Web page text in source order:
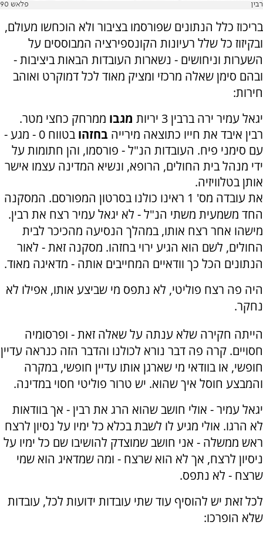
רבין פלאש 90
בריכוז כלל הנתונים שפורסמו בציבור ולא הוכחשו מעולם,
ובקיזוז כל שלל רעיונות הקונספירציה המבוססים על
השערות וניחושים - נשארות העובדות הבאות ביציבות -
ובהם סימן שאלה מרכזי ומציק מאוד לכל דמוקרט ואוהב
חירות:
יגאל עמיר ירה ברבין 3 יריות
מגבו ממרחק כחצי מטר.
רבין איבד את חייו כתוצאה מירייה בחזהו
בטווח 0 - מגע -
עם סימני פיח. העובדות הנ"ל - פורסמו, והן חתומות על
ידי מנהל בית החולים, הרופא, ונשיא המדינה עצמו אישר
אותן בטלוויזיה.
את עובדה מס' 1 ראינו כולנו בסרטון המפורסם. המסקנה
החד משמעית משתי הנ"ל - לא יגאל עמיר רצח את רבין.
מישהו אחר רצח אותו, במהלך הנסיעה מהכיכר לבית
החולים, לשם הוא הגיע ירוי בחזהו. מסקנה זאת - לאור
הנתונים הכל כך וודאיים המחייבים אותה - מדאיגה מאוד.
היה פה רצח פוליטי, לא נתפס מי שביצע אותו, אפילו לא
נחקר.
הייתה חקירה שלא ענתה על שאלה זאת - ופרסומיה
חסויים. קרה פה דבר נורא לכולנו והדבר הזה כנראה עדיין
חופשי, או בוודאי מי שארגן אותו עדיין חופשי, במקרה
והמבצע חוסל איך שהוא. יש טרור פוליטי חסוי במדינה.
יגאל עמיר - אולי חושב שהוא הרג את רבין - אך בוודאות
לא הרגו. אולי מגיע לו לשבת בכלא כל ימיו על נסיון לרצח
ראש ממשלה - אני חושב שמוצדק להושיבו שם כל ימיו על
ניסיון לרצח, אך לא הוא שרצח - ומה שמדאיג הוא שמי
שרצח - לא נתפס.
לכל זאת יש להוסיף עוד שתי עובדות ידועות לכל, עובדות
שלא הופרכו: